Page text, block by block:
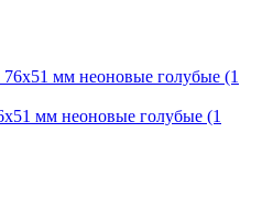
мм неоновые голубые (1